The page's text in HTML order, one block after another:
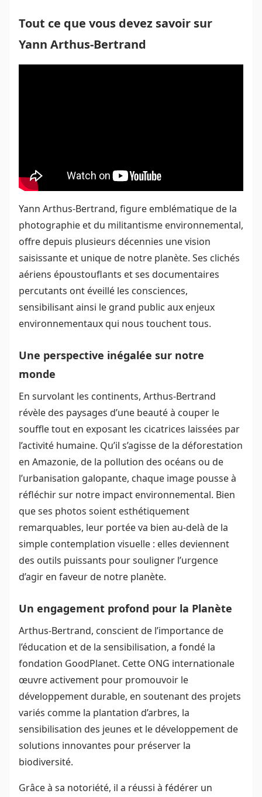
Tout ce que vous devez savoir sur
Yann Arthus-Bertrand
Yann Arthus-Bertrand, figure emblématique de la
photographie et du militantisme environnemental,
offre depuis plusieurs décennies une vision
saisissante et unique de notre planète. Ses clichés
aériens époustouflants et ses documentaires
percutants ont éveillé les consciences,
sensibilisant ainsi le grand public aux enjeux
environnementaux qui nous touchent tous.
Une perspective inégalée sur notre
monde
En survolant les continents, Arthus-Bertrand
révèle des paysages d’une beauté à couper le
souffle tout en exposant les cicatrices laissées par
l’activité humaine. Qu’il s’agisse de la déforestation
en Amazonie, de la pollution des océans ou de
l’urbanisation galopante, chaque image pousse à
réfléchir sur notre impact environnemental. Bien
que ses photos soient esthétiquement
remarquables, leur portée va bien au-delà de la
simple contemplation visuelle : elles deviennent
des outils puissants pour souligner l’urgence
d’agir en faveur de notre planète.
Un engagement profond pour la Planète
Arthus-Bertrand, conscient de l’importance de
l’éducation et de la sensibilisation, a fondé la
fondation GoodPlanet. Cette ONG internationale
œuvre activement pour promouvoir le
développement durable, en soutenant des projets
variés comme la plantation d’arbres, la
sensibilisation des jeunes et le développement de
solutions innovantes pour préserver la
biodiversité.
Grâce à sa notoriété, il a réussi à fédérer un